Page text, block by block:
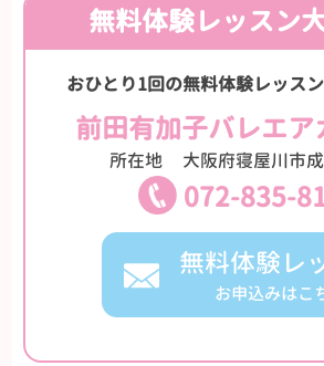
無料体験レッスン
おひとり1回の無料体験レッス
前田有加子バレエア
所在地 大阪府寝屋川市
072-835-
無料体験レ
お申込みはこ